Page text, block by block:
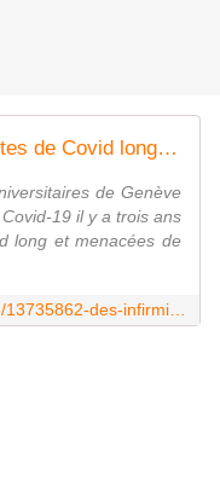
Des infirmières des HUG atteintes de Covid long menacées de licenciement
de Genève
19 il y a trois ans
long et menacées de